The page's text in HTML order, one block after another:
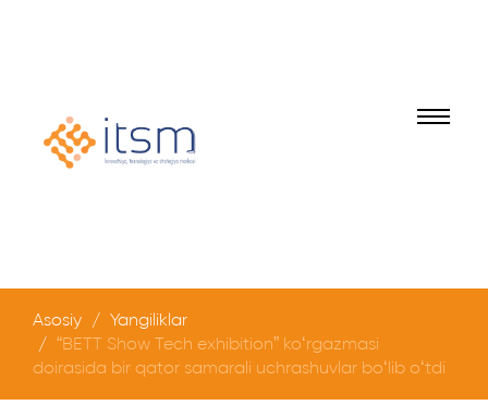
Asosiy
Yangiliklar
“BETT Show Tech exhibition” koʻrgazmasi
doirasida bir qator samarali uchrashuvlar boʻlib oʻtdi